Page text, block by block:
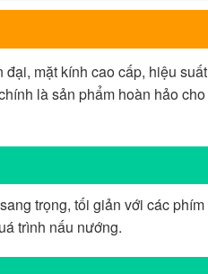
mặt kính cao cấp, hiệu suất
là sản phẩm hoàn hảo cho
trọng, tối giản với các phím
trình nấu nướng.